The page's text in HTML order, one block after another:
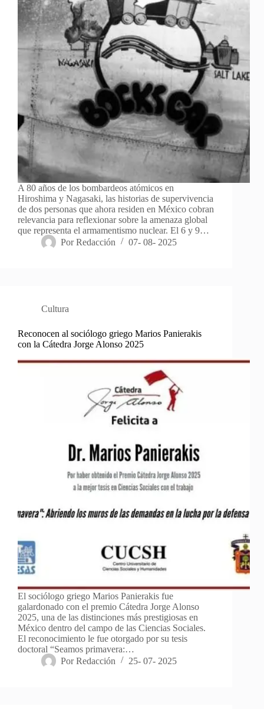
A 80 años de los bombardeos atómicos en
Hiroshima y Nagasaki, las historias de supervivencia
de dos personas que ahora residen en México cobran
relevancia para reflexionar sobre la amenaza global
que representa el armamentismo nuclear. El 6 y 9…
Por Redacción 07- 08- 2025
Cultura
Reconocen al sociólogo griego Marios Panierakis
con la Cátedra Jorge Alonso 2025
El sociólogo griego Marios Panierakis fue
galardonado con el premio Cátedra Jorge Alonso
2025, una de las distinciones más prestigiosas en
México dentro del campo de las Ciencias Sociales.
El reconocimiento le fue otorgado por su tesis
doctoral “Seamos primavera:…
Por Redacción 25- 07- 2025